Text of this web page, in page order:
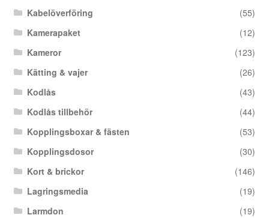
Kabelöverföring
(55)
Kamerapaket
(12)
Kameror
(123)
Kätting & vajer
(26)
Kodlås
(43)
Kodlås tillbehör
(44)
Kopplingsboxar & fästen
(53)
Kopplingsdosor
(30)
Kort & brickor
(146)
Lagringsmedia
(19)
Larmdon
(19)